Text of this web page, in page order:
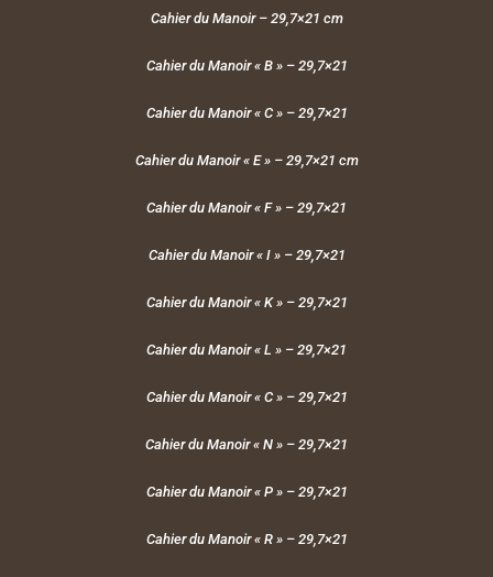
Cahier du Manoir – 29,7×21 cm
Cahier du Manoir « B » – 29,7×21
Cahier du Manoir « C » – 29,7×21
Cahier du Manoir « E » – 29,7×21 cm
Cahier du Manoir « F » – 29,7×21
Cahier du Manoir « I » – 29,7×21
Cahier du Manoir « K » – 29,7×21
Cahier du Manoir « L » – 29,7×21
Cahier du Manoir « C » – 29,7×21
Cahier du Manoir « N » – 29,7×21
Cahier du Manoir « P » – 29,7×21
Cahier du Manoir « R » – 29,7×21